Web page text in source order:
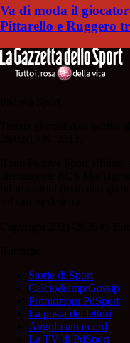
Va di moda il
Pittarello e Ruggero
Storie di Sport
Calcio&amp;Gossip
Promozioni PdSport
La posta dei lettori
Angolo amarcord
La TV di PdSport